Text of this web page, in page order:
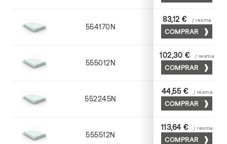
554170N 70 x 100
83,12 € / resma
COMPRAR
555012N 72 x 102
102,30 € / resma
COMPRAR
552245N 45 x 64
44,55 € / resma
COMPRAR
555512N 72 x 102
113,64 € / resma
COMPRAR